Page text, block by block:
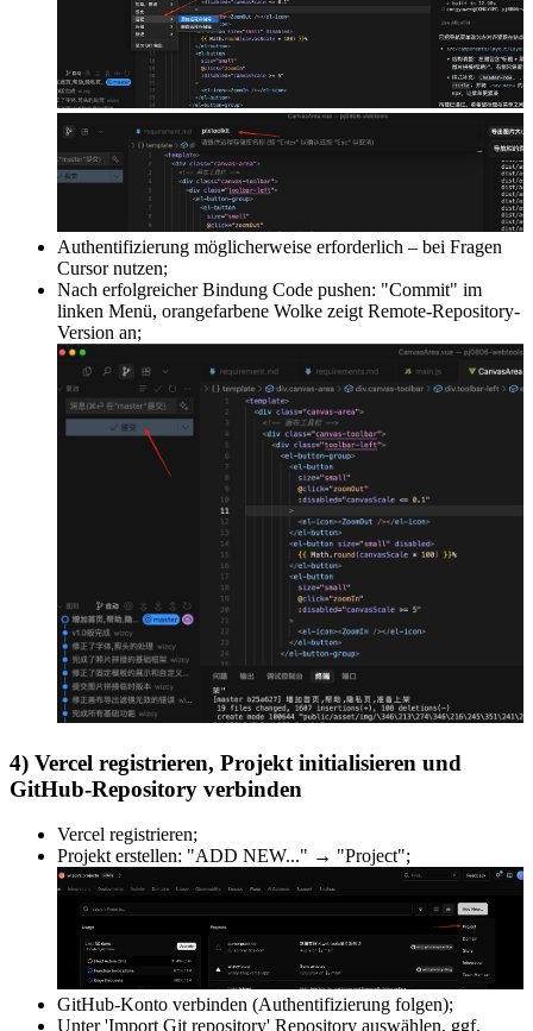
Authentifizierung möglicherweise erforderlich – bei Fragen
Cursor nutzen;
Nach erfolgreicher Bindung Code pushen: "Commit" im
linken Menü, orangefarbene Wolke zeigt Remote-Repository-
Version an;
4) Vercel registrieren, Projekt initialisieren und
GitHub-Repository verbinden
Vercel registrieren;
Projekt erstellen: "ADD NEW..." → "Project";
GitHub-Konto verbinden (Authentifizierung folgen);
Unter 'Import Git repository' Repository auswählen, ggf.